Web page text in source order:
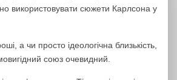
використовувати сюжети Карлсона у
а чи просто ідеологічна близькість,
союз очевидний.